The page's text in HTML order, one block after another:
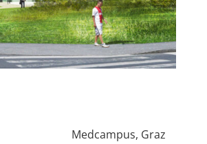
Medcampus, Graz